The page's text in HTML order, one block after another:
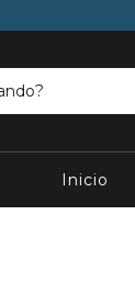
Inicio